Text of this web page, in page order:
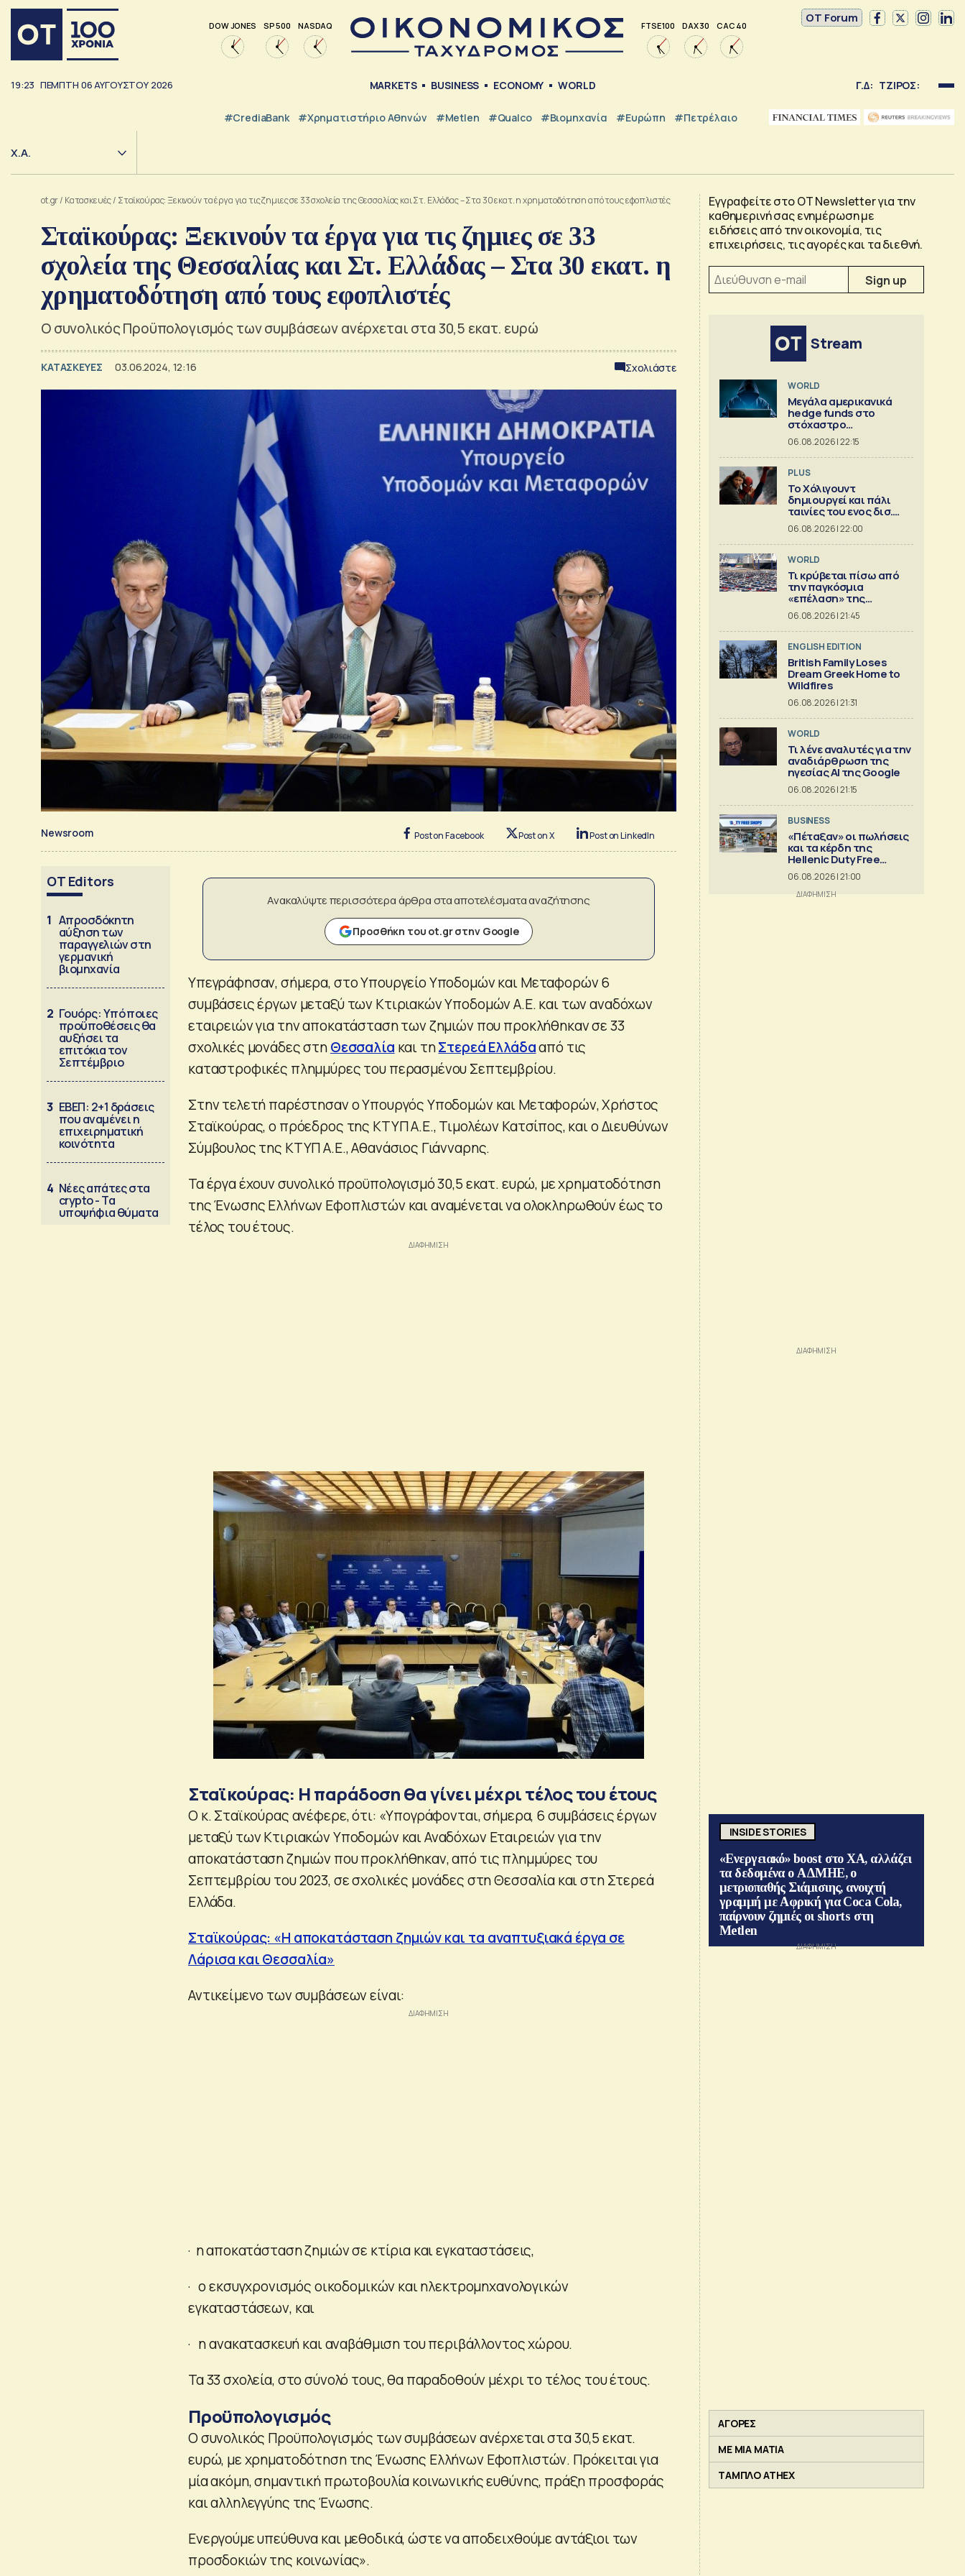
DOW JONES SP 500 NASDAQ FTSE 100 DAX 30 CAC 40
OT Forum
19:23 ΠΕΜΠΤΗ 06ΑΥΓΟΥΣΤΟΥ 2026 MARKETS BUSINESS ECONOMY WORLD Γ.Δ: ΤΖΙΡΟΣ:
#CrediaBank #Χρηματιστήριο Αθηνών #metlen #Qualco #Βιομηχανία #Ευρώπη #Πετρέλαιο
Χ.Α.
ot.gr/ Κατασκευές/ Σταϊκούρας: Ξεκινούν τα έργα για τις ζημιες σε 33 σχολεία της Θεσσαλίας και Στ. Ελλάδας – Στα 30 εκατ. η χρηματοδότηση από τους εφοπλιστές
Σταϊκούρας: Ξεκινούν τα έργα για τις ζημιες σε 33
σχολεία της Θεσσαλίας και Στ. Ελλάδας – Στα 30 εκατ. η
χρηματοδότηση από τους εφοπλιστές
Ο συνολικός Προϋπολογισμός των συμβάσεων ανέρχεται στα 30,5 εκατ. ευρώ
ΚΑΤΑΣΚΕΥΕΣ 03.06.2024, 12:16 Σχολιάστε
Newsroom Post on Facebook Post on X Post on LinkedIn
OT Editors
1 Απροσδόκητη
αύξηση των
παραγγελιών στη
γερμανική
βιομηχανία
2 Γουόρς: Υπό ποιες
προϋποθέσεις θα
αυξήσει τα
επιτόκια τον
Σεπτέμβριο
3 ΕΒΕΠ: 2+1 δράσεις
που αναμένει η
επιχειρηματική
κοινότητα
4 Νέες απάτες στα
crypto - Τα
υποψήφια θύματα
Ανακαλύψτε περισσότερα άρθρα στα αποτελέσματα αναζήτησης
Προσθήκη του ot.gr στην Google
Υπεγράφησαν, σήμερα, στο Υπουργείο Υποδομών και Μεταφορών 6
συμβάσεις έργων μεταξύ των Κτιριακών Υποδομών Α.Ε. και των αναδόχων
εταιρειών για την αποκατάσταση των ζημιών που προκλήθηκαν σε 33
σχολικές μονάδες στηΘεσσαλία και τηΣτερεά Ελλάδααπό τις
καταστροφικές πλημμύρες του περασμένου Σεπτεμβρίου.
Στην τελετή παρέστησαν ο Υπουργός Υποδομών και Μεταφορών, Χρήστος
Σταϊκούρας, ο πρόεδρος της ΚΤΥΠ Α.Ε., Τιμολέων Κατσίπος, και ο Διευθύνων
Σύμβουλος της ΚΤΥΠ Α.Ε., Αθανάσιος Γιάνναρης.
Τα έργα έχουν συνολικό προϋπολογισμό 30,5 εκατ. ευρώ, με χρηματοδότηση
της Ένωσης Ελλήνων Εφοπλιστών και αναμένεται να ολοκληρωθούν έως το
τέλος του έτους.
Σταϊκούρας: Η παράδοση θα γίνει μέχρι τέλος του έτους
Ο κ. Σταϊκούρας ανέφερε, ότι: «Υπογράφονται, σήμερα, 6 συμβάσεις έργων
μεταξύ των Κτιριακών Υποδομών και Αναδόχων Εταιρειών για την
αποκατάσταση ζημιών που προκλήθηκαν, από τις πλημμύρες του
Σεπτεμβρίου του 2023, σε σχολικές μονάδες στη Θεσσαλία και στη Στερεά
Ελλάδα.
Σταϊκούρας: «Η αποκατάσταση ζημιών και τα αναπτυξιακά έργα σε
Λάρισα και Θεσσαλία»
Αντικείμενο των συμβάσεων είναι:
· η αποκατάσταση ζημιών σε κτίρια και εγκαταστάσεις,
· ο εκσυγχρονισμός οικοδομικών και ηλεκτρομηχανολογικών
εγκαταστάσεων, και
· η ανακατασκευή και αναβάθμιση του περιβάλλοντος χώρου.
Τα 33 σχολεία, στο σύνολό τους, θα παραδοθούν μέχρι το τέλος του έτους.
Προϋπολογισμός
Ο συνολικός Προϋπολογισμός των συμβάσεων ανέρχεται στα 30,5 εκατ.
ευρώ, με χρηματοδότηση της Ένωσης Ελλήνων Εφοπλιστών. Πρόκειται για
μία ακόμη, σημαντική πρωτοβουλία κοινωνικής ευθύνης, πράξη προσφοράς
και αλληλεγγύης της Ένωσης.
Ενεργούμε υπεύθυνα και μεθοδικά, ώστε να αποδειχθούμε αντάξιοι των
προσδοκιών της κοινωνίας».
Εγγραφείτε στο OT Newsletter για την
καθημερινή σας ενημέρωση με
ειδήσεις από την οικονομία, τις
επιχειρήσεις, τις αγορές και τα διεθνή.
Stream
WORLD
Μεγάλα αμερικανικά
hedge funds στο
στόχαστρο
κυβερνοεπιθέσεων
06.08.2026 | 22:15
PLUS
Το Χόλιγουντ
δημιουργεί και πάλι
ταινίες του ενος δισ.
δολ.
06.08.2026 | 22:00
WORLD
Τι κρύβεται πίσω από
την παγκόσμια
«επέλαση» της
κινεζικής
αυτοκινητοβιομηχανίας
06.08.2026 | 21:45
ENGLISH EDITION
British Family Loses
Dream Greek Home to
Wildfires
06.08.2026 | 21:31
WORLD
Τι λένε αναλυτές για την
αναδιάρθρωση της
ηγεσίας ΑΙ της Google
06.08.2026 | 21:15
BUSINESS
«Πέταξαν» οι πωλήσεις
και τα κέρδη της
Hellenic Duty Free
Shops
06.08.2026 | 21:00
INSIDE STORIES
«Ενεργειακό» boost στο ΧΑ, αλλάζει
τα δεδομένα ο ΑΔΜΗΕ, ο
μετριοπαθής Σιάμισιης, ανοιχτή
γραμμή με Αφρική για Coca Cola,
παίρνουν ζημιές οι shorts στη
Metlen
ΑΓΟΡΕΣ
ΜΕ ΜΙΑ ΜΑΤΙΑ
ΤΑΜΠΛΟ ATHEX